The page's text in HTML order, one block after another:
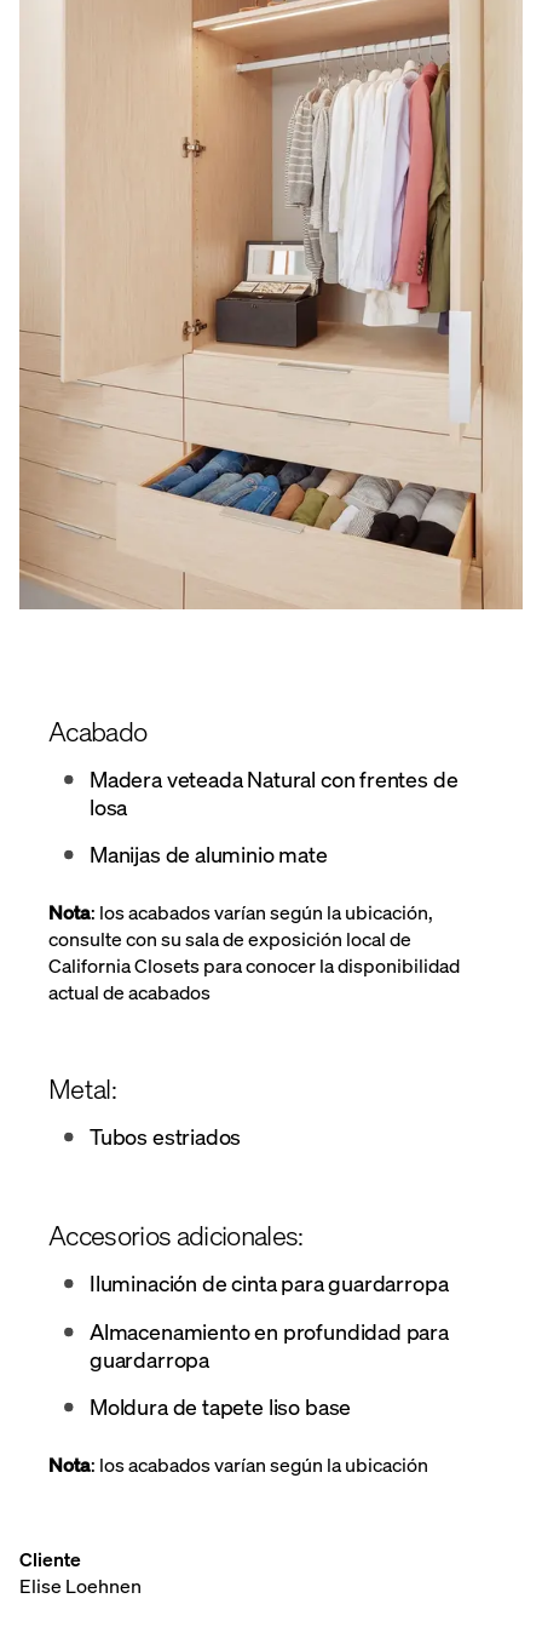
Acabado
Madera veteada Natural con frentes de
losa
Manijas de aluminio mate
Nota: los acabados varían según la ubicación,
consulte con su sala de exposición local de
California Closets para conocer la disponibilidad
actual de acabados
Metal:
Tubos estriados
Accesorios adicionales:
Iluminación de cinta para guardarropa
Almacenamiento en profundidad para
guardarropa
Moldura de tapete liso base
Nota: los acabados varían según la ubicación
Cliente
Elise Loehnen